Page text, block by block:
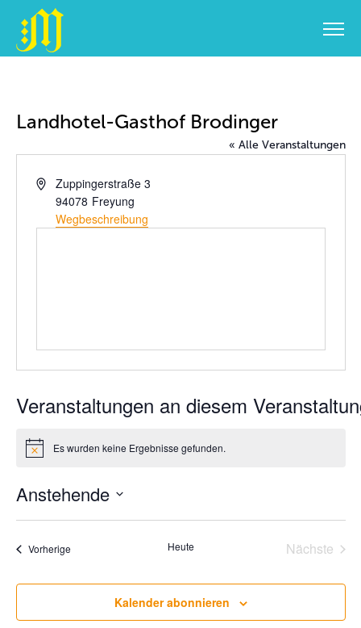
Landhotel-Gasthof Brodinger
« Alle Veranstaltungen
AdresseZuppingerstraße 3
Freyung
94078
Wegbeschreibung
HinweisEs wurden keine Ergebnisse gefunden.
Anstehende
VorherigeVeranstaltungen Heute
Nächste
Kalender abonnieren